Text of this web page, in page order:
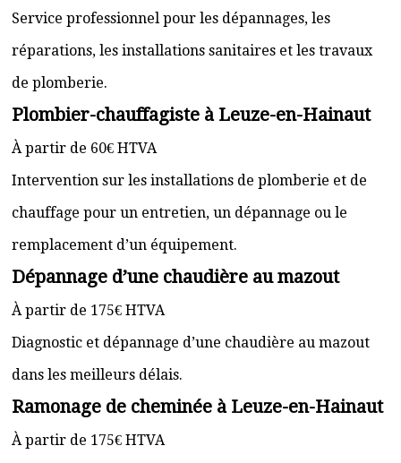
Service professionnel pour les dépannages, les
réparations, les installations sanitaires et les travaux
de plomberie.
Plombier-chauffagiste à Leuze-en-Hainaut
À partir de 60€ HTVA
Intervention sur les installations de plomberie et de
chauffage pour un entretien, un dépannage ou le
remplacement d’un équipement.
Dépannage d’une chaudière au mazout
À partir de 175€ HTVA
Diagnostic et dépannage d’une chaudière au mazout
dans les meilleurs délais.
Ramonage de cheminée à Leuze-en-Hainaut
À partir de 175€ HTVA